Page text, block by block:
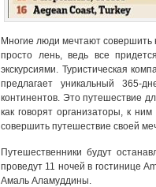
Многие люди мечтают совершить
просто лень, ведь все
экскурсиями. Туристическая
предлагает уникальный 365-
континентов. Это путешествие
как говорят организаторы, к
совершить путешествие своей
Путешественники будут
проведут 11 ночей в гостинице
Амаль Аламуддины.